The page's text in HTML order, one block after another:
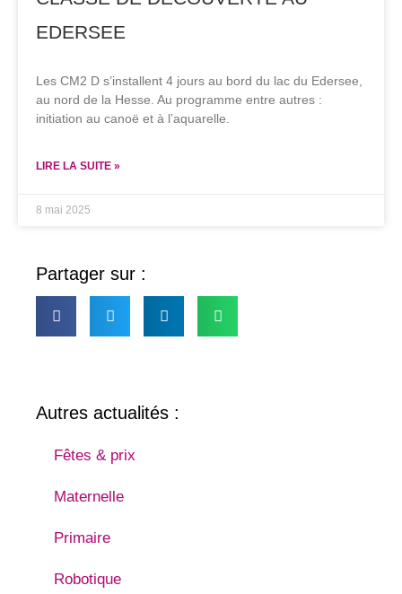
EDERSEE
Les CM2 D s’installent 4 jours au bord du lac du Edersee,
au nord de la Hesse. Au programme entre autres :
initiation au canoë et à l’aquarelle.
LIRE LA SUITE »
8 mai 2025
Partager sur :
Autres actualités :
Fêtes & prix
Maternelle
Primaire
Robotique